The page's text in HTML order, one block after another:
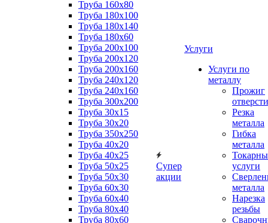
Труба 160x80
Труба 180x100
Труба 180x140
Труба 180x60
Труба 200x100
Труба 200x120
Труба 200x160
Труба 240x120
Труба 240x160
Труба 300x200
Труба 30x15
Труба 30x20
Труба 350x250
Труба 40x20
Труба 40x25
Труба 50x25
Труба 50x30
Труба 60x30
Труба 60x40
Труба 80x40
Труба 80x60
Супер
акции
Услуги
Услуги по
металлу
Прожиг
Резка
металла
Гибка
металла
услуги
металла
Нарезка
резьбы